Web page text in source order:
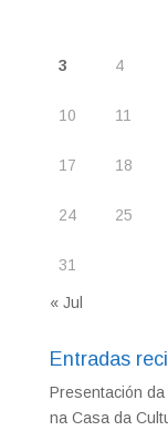
3 4
10 11
17 18
24 25
31
« Jul
Entradas
Presentación
na Casa da